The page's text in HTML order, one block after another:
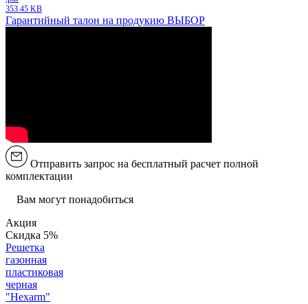
353.45 KB
Гарантийный талон на продукию ВЫБОР
Отправить запрос на бесплатный расчет полной
комплектации
Вам могут понадобиться
Акция
Скидка 5%
Решетка
газонная
пластиковая
черная
"Hexarm"